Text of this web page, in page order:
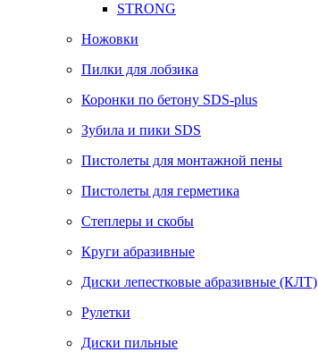
STRONG
Ножовки
Пилки для лобзика
Коронки по бетону SDS-plus
Зубила и пики SDS
Пистолеты для монтажной пены
Пистолеты для герметика
Степлеры и скобы
Круги абразивные
Диски лепестковые абразивные (КЛТ)
Рулетки
Диски пильные